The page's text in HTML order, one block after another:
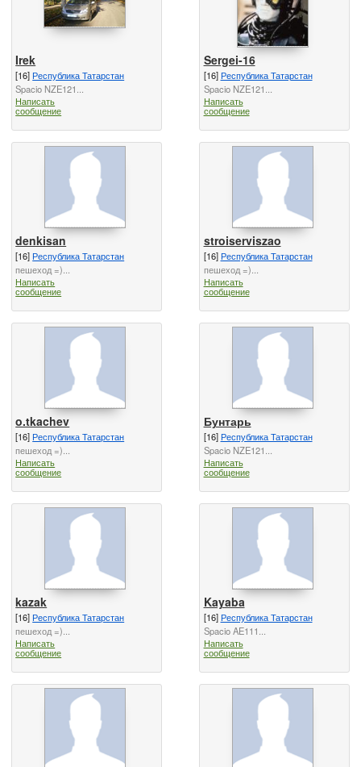
Irek
[16]Республика Татарстан
Spacio NZE121...
Написать
сообщение
Sergei-16
[16]Республика Татарстан
Spacio NZE121...
Написать
сообщение
denkisan
[16]Республика Татарстан
пешеход =)...
Написать
сообщение
stroiserviszao
[16]Республика Татарстан
пешеход =)...
Написать
сообщение
o.tkachev
[16]Республика Татарстан
пешеход =)...
Написать
сообщение
Бунтарь
[16]Республика Татарстан
Spacio NZE121...
Написать
сообщение
kazak
[16]Республика Татарстан
пешеход =)...
Написать
сообщение
Kayaba
[16]Республика Татарстан
Spacio AE111...
Написать
сообщение